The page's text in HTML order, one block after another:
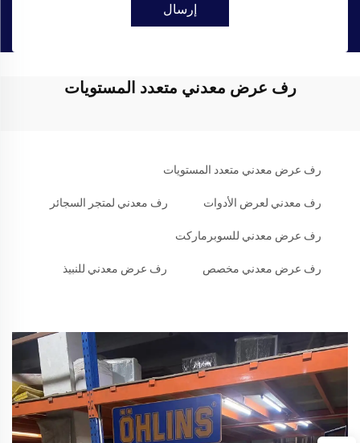
إرسال
رف عرض معدني متعدد المستويات
رف عرض معدني متعدد المستويات
رف معدني لعرض الأدوات رف معدني لمتجر السجائر
رف عرض معدني للسوبرماركت
رف عرض معدني مخصص رف عرض معدني للنبيذ